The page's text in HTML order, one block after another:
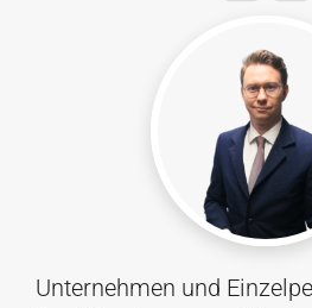
Unternehmen und